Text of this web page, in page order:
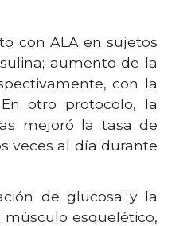
con ALA en sujetos
aumento de la
con la
otro protocolo, la
mejoró la tasa de
veces al día durante
de glucosa y la
esquelético,